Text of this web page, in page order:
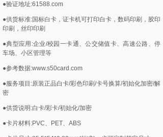
●验证地址:61588.com
●供货标准:国标白卡，证卡机可打印白卡，数码印刷，胶印
印刷，丝印印刷
●典型应用:企业/校园一卡通、公交储值卡、高速公路、停
车场、小区管理等
●参考数据:www.s50card.com
●服务项目:原装正品白卡/彩色印刷/卡号换算/初始化加密/解
密
●供货说明:白卡/彩卡/初始化/加密
●卡片材料:PVC、PET、ABS